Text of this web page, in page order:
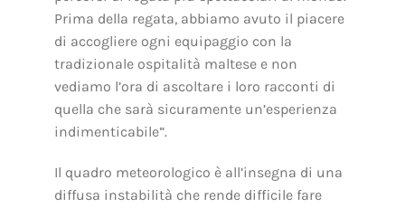
Prima della regata, abbiamo avuto il piacere
di accogliere ogni equipaggio con la
tradizionale ospitalità maltese e non
vediamo l’ora di ascoltare i loro racconti di
quella che sarà sicuramente un’esperienza
indimenticabile”.
Il quadro meteorologico è all’insegna di una
diffusa instabilità che rende difficile fare